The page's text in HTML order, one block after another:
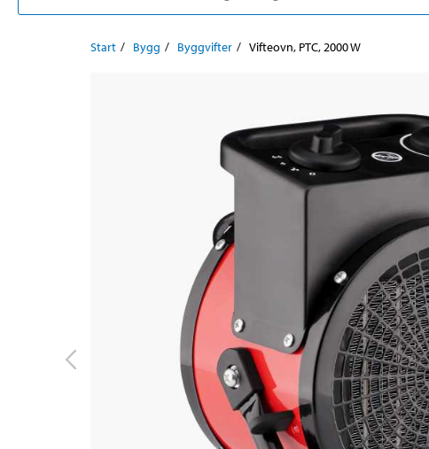
Start Bygg Byggvifter Vifteovn, PTC, 2000 W